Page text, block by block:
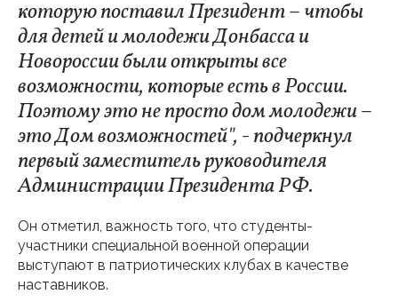
которую поставил Президент – чтобы
для детей и молодежи Донбасса и
Новороссии были открыты все
возможности, которые есть в России.
Поэтому это не просто дом молодежи –
это Дом возможностей", - подчеркнул
первый заместитель руководителя
Администрации Президента РФ.
Он отметил, важность того, что студенты-
участники специальной военной операции
выступают в патриотических клубах в качестве
наставников.